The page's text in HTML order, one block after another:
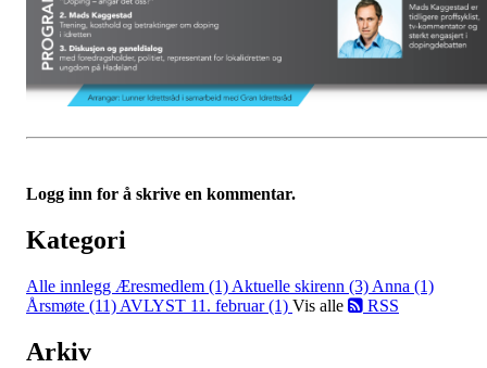
Logg inn for å skrive en kommentar.
Kategori
Alle innlegg Æresmedlem (1) Aktuelle skirenn (3) Anna (1)
Årsmøte (11) AVLYST 11. februar (1) Vis alle RSS
Arkiv